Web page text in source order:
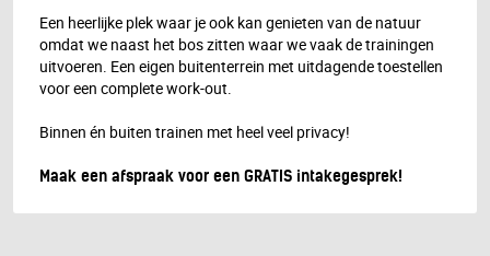
Een heerlijke plek waar je ook kan genieten van de natuur
omdat we naast het bos zitten waar we vaak de trainingen
uitvoeren. Een eigen buitenterrein met uitdagende toestellen
voor een complete work-out.
Binnen én buiten trainen met heel veel privacy!
Maak een afspraak voor een GRATIS intakegesprek!